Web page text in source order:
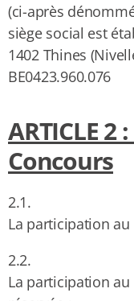
(ci-après
siège social est
1402 Thines
BE0423.960.076
ARTICLE
Concours
2.1.
La participation
2.2.
La participation